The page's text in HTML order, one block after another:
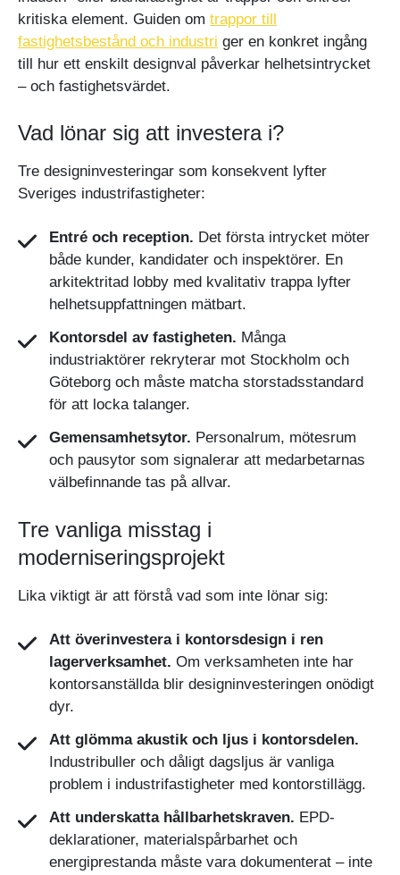
kritiska element. Guiden om trappor till
fastighetsbestånd och industri ger en konkret ingång
till hur ett enskilt designval påverkar helhetsintrycket
– och fastighetsvärdet.
Vad lönar sig att investera i?
Tre designinvesteringar som konsekvent lyfter
Sveriges industrifastigheter:
Entré och reception. Det första intrycket möter
både kunder, kandidater och inspektörer. En
arkitektritad lobby med kvalitativ trappa lyfter
helhetsuppfattningen mätbart.
Kontorsdel av fastigheten. Många
industriaktörer rekryterar mot Stockholm och
Göteborg och måste matcha storstadsstandard
för att locka talanger.
Gemensamhetsytor. Personalrum, mötesrum
och pausytor som signalerar att medarbetarnas
välbefinnande tas på allvar.
Tre vanliga misstag i
moderniseringsprojekt
Lika viktigt är att förstå vad som inte lönar sig:
Att överinvestera i kontorsdesign i ren
lagerverksamhet. Om verksamheten inte har
kontorsanställda blir designinvesteringen onödigt
dyr.
Att glömma akustik och ljus i kontorsdelen.
Industribuller och dåligt dagsljus är vanliga
problem i industrifastigheter med kontorstillägg.
Att underskatta hållbarhetskraven. EPD-
deklarationer, materialspårbarhet och
energiprestanda måste vara dokumenterat – inte